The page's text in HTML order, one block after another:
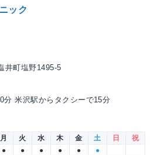
ック
井町塩野1495-5
分 米沢駅からタクシーで15分
月 火 水 木 金 土 日
祝
● ● ● ● ●
●